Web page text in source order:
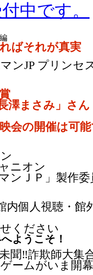
中です。
ばそれが真実
ンJP プリンセ
澤まさみ」さん
会の開催は可
ニオン
ンＪＰ」製作委
人視聴・館
ください
ようこそ！
聞‼詐欺師大集
ームがいま開